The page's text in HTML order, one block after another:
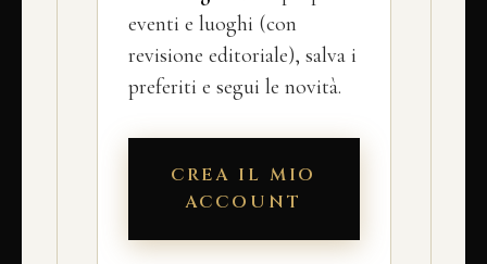
eventi e luoghi (con
revisione editoriale), salva i
preferiti e segui le novità.
CREA IL MIO
ACCOUNT